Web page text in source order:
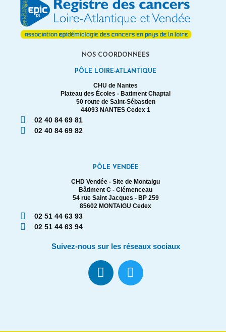
NOS COORDONNÉES
PÔLE LOIRE-ATLANTIQUE
CHU de Nantes
Plateau des Écoles - Batiment Chaptal
50 route de Saint-Sébastien
44093 NANTES Cedex 1
02 40 84 69 81
02 40 84 69 82
PÔLE VENDÉE
CHD Vendée - Site de Montaigu
Bâtiment C - Clémenceau
54 rue Saint Jacques - BP 259
85602 MONTAIGU Cedex
02 51 44 63 93
02 51 44 63 94
Suivez-nous sur les réseaux sociaux